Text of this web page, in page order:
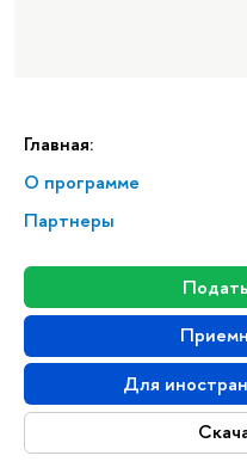
Главная:
О программе
Партнеры
Для